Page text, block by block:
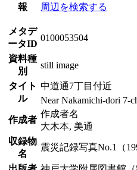
報
周辺を検索する
メタデ
ータID
0100053504
資料種
別
still image
タイト
ル
中道通7丁目付近
Near Nakamichi-dori 7-
作成者
作成者名
大木本, 美通
収録物
名
震災記録写真No.1（